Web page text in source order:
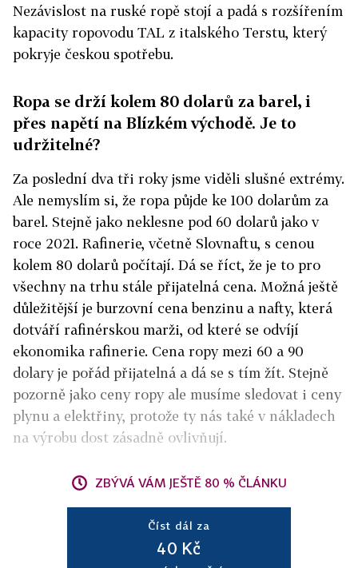
Nezávislost na ruské ropě stojí a padá s rozšířením
kapacity ropovodu TAL z italského Terstu, který
pokryje českou spotřebu.
Ropa se drží kolem 80 dolarů za barel, i
přes napětí na Blízkém východě. Je to
udržitelné?
Za poslední dva tři roky jsme viděli slušné extrémy.
Ale nemyslím si, že ropa půjde ke 100 dolarům za
barel. Stejně jako neklesne pod 60 dolarů jako v
roce 2021. Rafinerie, včetně Slovnaftu, s cenou
kolem 80 dolarů počítají. Dá se říct, že je to pro
všechny na trhu stále přijatelná cena. Možná ještě
důležitější je burzovní cena benzinu a nafty, která
dotváří rafinérskou marži, od které se odvíjí
ekonomika rafinerie. Cena ropy mezi 60 a 90
dolary je pořád přijatelná a dá se s tím žít. Stejně
pozorně jako ceny ropy ale musíme sledovat i ceny
plynu a elektřiny, protože ty nás také v nákladech
na výrobu dost zásadně ovlivňují.
ZBÝVÁ VÁM JEŠTĚ 80 % ČLÁNKU
Číst dál za
40 Kč